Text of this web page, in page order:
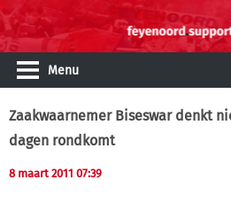
Menu
Zaakwaarnemer Biseswar denkt
dagen rondkomt
8 maart 2011 07:39